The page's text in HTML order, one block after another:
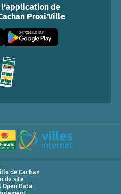
l'application de
Proxi'Ville
DISPONIBLE SUR
de Cachan
du site
Open Data